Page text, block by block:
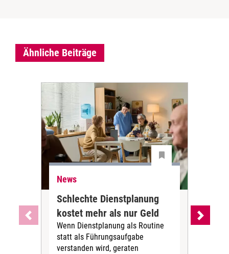
Ähnliche Beiträge
News
Schlechte Dienstplanung
kostet mehr als nur Geld
Wenn Dienstplanung als Routine
statt als Führungsaufgabe
verstanden wird, geraten